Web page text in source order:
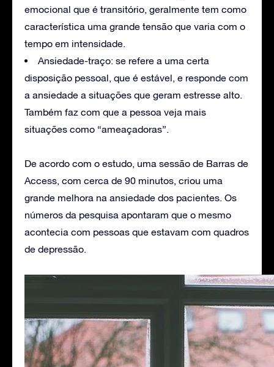
emocional que é transitório, geralmente tem como
característica uma grande tensão que varia com o
tempo em intensidade.
Ansiedade-traço: se refere a uma certa
disposição pessoal, que é estável, e responde com
a ansiedade a situações que geram estresse alto.
Também faz com que a pessoa veja mais
situações como “ameaçadoras”.
De acordo com o estudo, uma sessão de Barras de
Access, com cerca de 90 minutos, criou uma
grande melhora na ansiedade dos pacientes. Os
números da pesquisa apontaram que o mesmo
acontecia com pessoas que estavam com quadros
de depressão.